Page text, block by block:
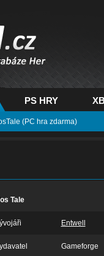
PC,
PS HRY
(PC hra zdarma)
Tale
Entwell
Gameforge